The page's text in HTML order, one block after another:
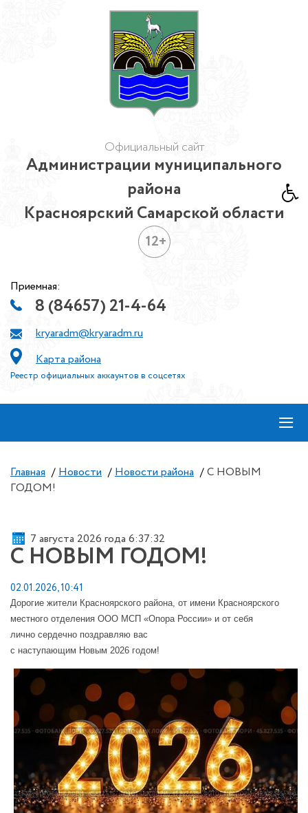
Официальный сайт
Администрации муниципального
района
Красноярский Самарской области
12+
Приемная:
8 (84657) 21-4-64
kryaradm@kryaradm.ru
Карта района
Реестр официальных аккаунтов в соцсетях
≡
Главная / Новости / Новости района / С НОВЫМ
ГОДОМ!
7 августа 2026 года 6:37:33
С НОВЫМ ГОДОМ!
02.01.2026, 10:41
Дорогие жители Красноярского района, от имени Красноярского
местного отделения ООО МСП «Опора России» и от себя
лично сердечно поздравляю вас
с наступающим Новым 2026 годом!